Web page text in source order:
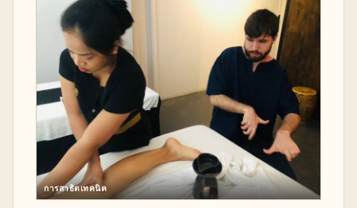
การสาธิตเทคนิค